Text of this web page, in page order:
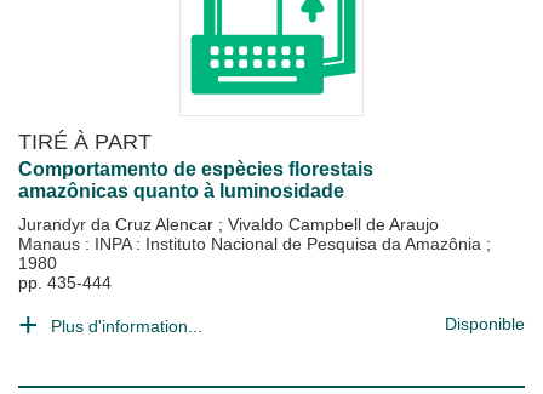
TIRÉ À PART
Comportamento de espècies florestais
amazônicas quanto à luminosidade
Jurandyr da Cruz Alencar ; Vivaldo Campbell de Araujo
Manaus : INPA : Instituto Nacional de Pesquisa da Amazônia ;
1980
pp. 435-444
Plus d'information... Disponible